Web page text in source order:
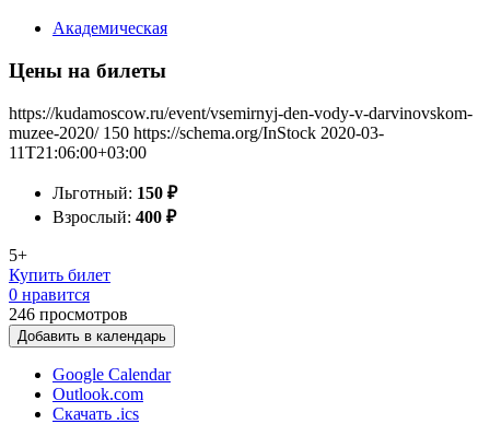
Академическая
Цены на билеты
https://kudamoscow.ru/event/vsemirnyj-den-vody-v-darvinovskom-
muzee-2020/ 150 https://schema.org/InStock 2020-03-
11T21:06:00+03:00
Льготный: 150 ₽
Взрослый: 400 ₽
5+
Купить билет
0 нравится
246 просмотров
Добавить в календарь
Google Calendar
Outlook.com
Скачать .ics